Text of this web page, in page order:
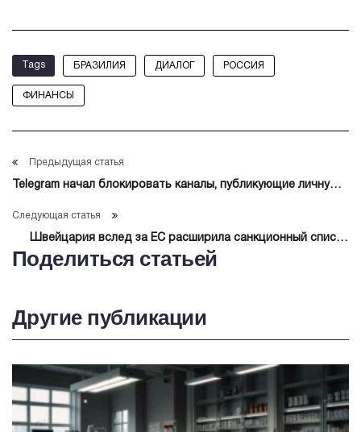
Tags БРАЗИЛИЯ ДИАЛОГ РОССИЯ
ФИНАНСЫ
Предыдущая статья
Telegram начал блокировать каналы, публикующие личную
Следующая статья
Швейцария вслед за ЕС расширила санкционный список
Поделиться статьей
Другие публикации